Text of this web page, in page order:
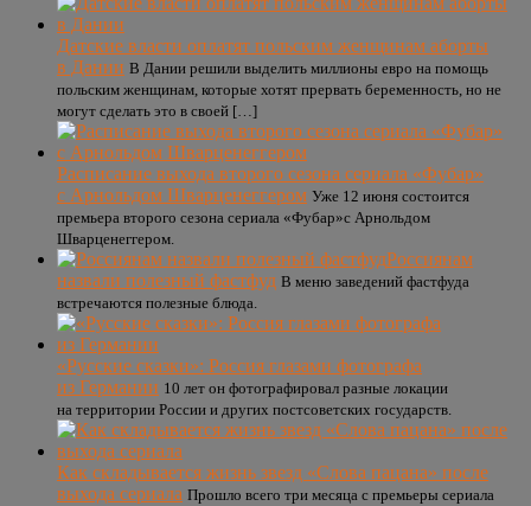
Датские власти оплатят польским женщинам аборты
в Дании В Дании решили выделить миллионы евро на помощь
польским женщинам, которые хотят прервать беременность, но не
могут сделать это в своей […]
Расписание выхода второго сезона сериала «Фубар»
с Арнольдом Шварценеггером Уже 12 июня состоится
премьера второго сезона сериала «Фубар»с Арнольдом
Шварценеггером.
Россиянам
назвали полезный фастфуд В меню заведений фастфуда
встречаются полезные блюда.
«Русские сказки»: Россия глазами фотографа
из Германии 10 лет он фотографировал разные локации
на территории России и других постсоветских государств.
Как складывается жизнь звезд «Слова пацана» после
выхода сериала Прошло всего три месяца с премьеры сериала